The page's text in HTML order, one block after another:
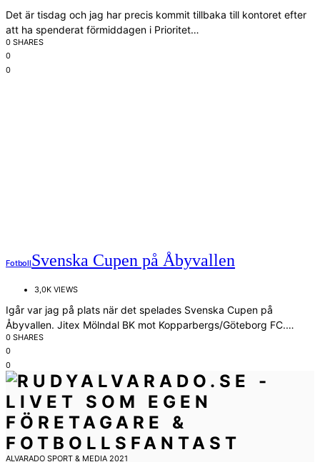
Det är tisdag och jag har precis kommit tillbaka till kontoret efter
att ha spenderat förmiddagen i Prioritet…
0 SHARES
0
0
FotbollSvenska Cupen på Åbyvallen
3,0K VIEWS
Igår var jag på plats när det spelades Svenska Cupen på
Åbyvallen. Jitex Mölndal BK mot Kopparbergs/Göteborg FC.…
0 SHARES
0
0
ALVARADO SPORT & MEDIA 2021